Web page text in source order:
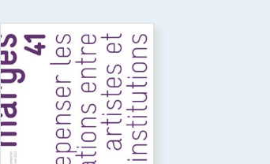
Repenser les relations
entre artistes et
institutions
Ce numéro explore les
relations entre artistes et
institutions, en analysant les